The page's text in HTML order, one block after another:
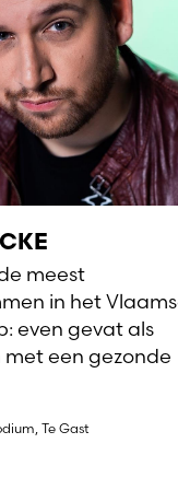
meest
in het
even gevat als
een gezonde
Te Gast